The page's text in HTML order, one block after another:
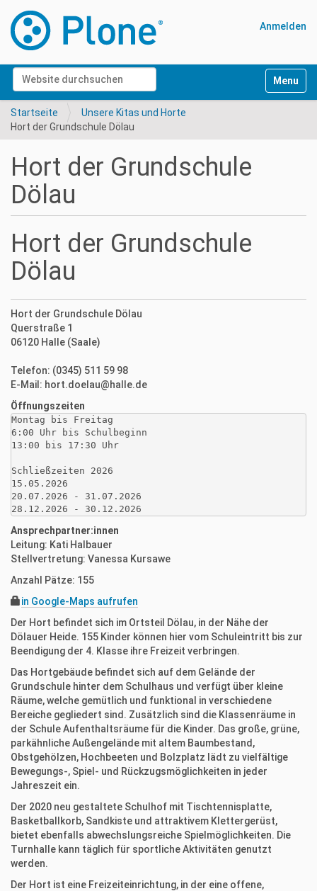
Website durchsuchen
Erweiterte Suche…
Anmelden
Startseite
Unsere Kitas und Horte
Hort der Grundschule Dölau
Hort der Grundschule
Dölau
Hort der Grundschule
Dölau
Hort der Grundschule Dölau
Querstraße 1
06120 Halle (Saale)
Telefon: (0345) 511 59 98
E-Mail: hort.doelau@halle.de
Öffnungszeiten
Montag bis Freitag
6:00 Uhr bis Schulbeginn
13:00 bis 17:30 Uhr
Schließzeiten 2026
15.05.2026
20.07.2026 - 31.07.2026
28.12.2026 - 30.12.2026
Ansprechpartner:innen
Leitung: Kati Halbauer
Stellvertretung: Vanessa Kursawe
Anzahl Pätze: 155
in Google-Maps aufrufen
Der Hort befindet sich im Ortsteil Dölau, in der Nähe der
Dölauer Heide. 155 Kinder können hier vom Schuleintritt bis zur
Beendigung der 4. Klasse ihre Freizeit verbringen.
Das Hortgebäude befindet sich auf dem Gelände der
Grundschule hinter dem Schulhaus und verfügt über kleine
Räume, welche gemütlich und funktional in verschiedene
Bereiche gegliedert sind. Zusätzlich sind die Klassenräume in
der Schule Aufenthaltsräume für die Kinder. Das große, grüne,
parkähnliche Außengelände mit altem Baumbestand,
Obstgehölzen, Hochbeeten und Bolzplatz lädt zu vielfältige
Bewegungs-, Spiel- und Rückzugsmöglichkeiten in jeder
Jahreszeit ein.
Der 2020 neu gestaltete Schulhof mit Tischtennisplatte,
Basketballkorb, Sandkiste und attraktivem Klettergerüst,
bietet ebenfalls abwechslungsreiche Spielmöglichkeiten. Die
Turnhalle kann täglich für sportliche Aktivitäten genutzt
werden.
Der Hort ist eine Freizeiteinrichtung, in der eine offene,